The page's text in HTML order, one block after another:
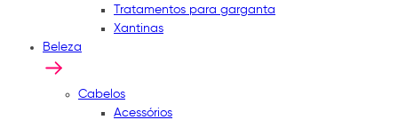
Tratamentos para garganta
Xantinas
Beleza
Cabelos
Acessórios